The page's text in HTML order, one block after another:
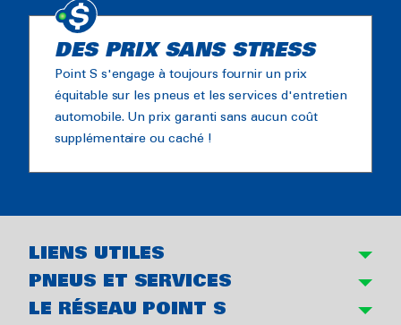
DES PRIX SANS STRESS
Point S s'engage à toujours fournir un prix
équitable sur les pneus et les services d'entretien
automobile. Un prix garanti sans aucun coût
supplémentaire ou caché !
LIENS UTILES
PNEUS ET SERVICES
LE RÉSEAU POINT S